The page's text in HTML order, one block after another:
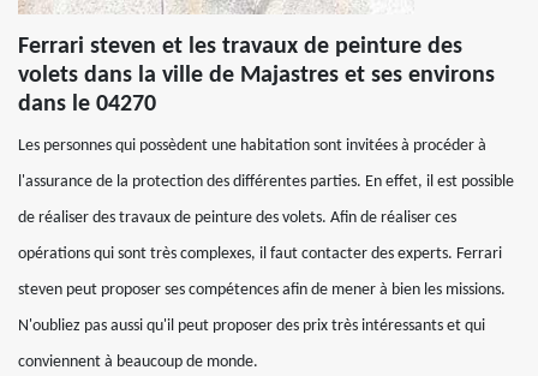
Ferrari steven et les travaux de peinture des
volets dans la ville de Majastres et ses environs
dans le 04270
Les personnes qui possèdent une habitation sont invitées à procéder à
l'assurance de la protection des différentes parties. En effet, il est possible
de réaliser des travaux de peinture des volets. Afin de réaliser ces
opérations qui sont très complexes, il faut contacter des experts. Ferrari
steven peut proposer ses compétences afin de mener à bien les missions.
N'oubliez pas aussi qu'il peut proposer des prix très intéressants et qui
conviennent à beaucoup de monde.